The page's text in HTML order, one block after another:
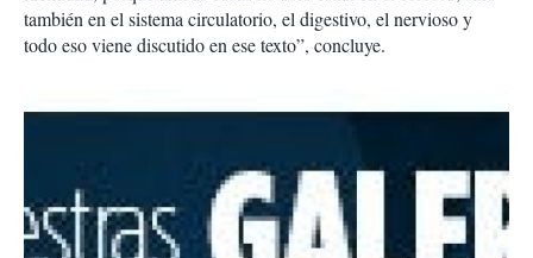
también en el sistema circulatorio, el digestivo, el nervioso y
todo eso viene discutido en ese texto”, concluye.